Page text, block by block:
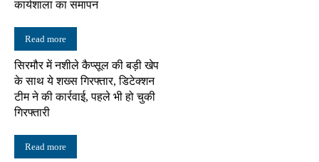
कार्यशाला का समापन
Read more
सिरमौर में नशीले कैप्सूल की बड़ी खेप
के साथ ये शख्स गिरफ्तार, डिटेक्शन
टीम ने की कार्रवाई, पहले भी हो चुकी
गिरफ्तारी
Read more